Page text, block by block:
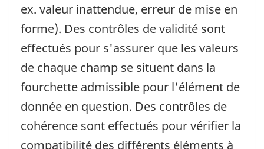
ex. valeur inattendue, erreur de mise en
forme). Des contrôles de validité sont
effectués pour s'assurer que les valeurs
de chaque champ se situent dans la
fourchette admissible pour l'élément de
donnée en question. Des contrôles de
cohérence sont effectués pour vérifier la
compatibilité des différents éléments à